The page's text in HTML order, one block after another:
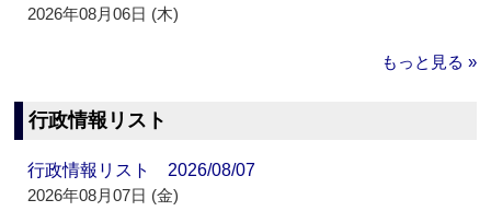
2026年08月06日 (木)
もっと見る »
行政情報リスト
行政情報リスト 2026/08/07
2026年08月07日 (金)